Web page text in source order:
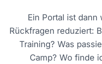
Ein Portal ist
Rückfragen reduziert:
Training? Was
Camp? Wo finde